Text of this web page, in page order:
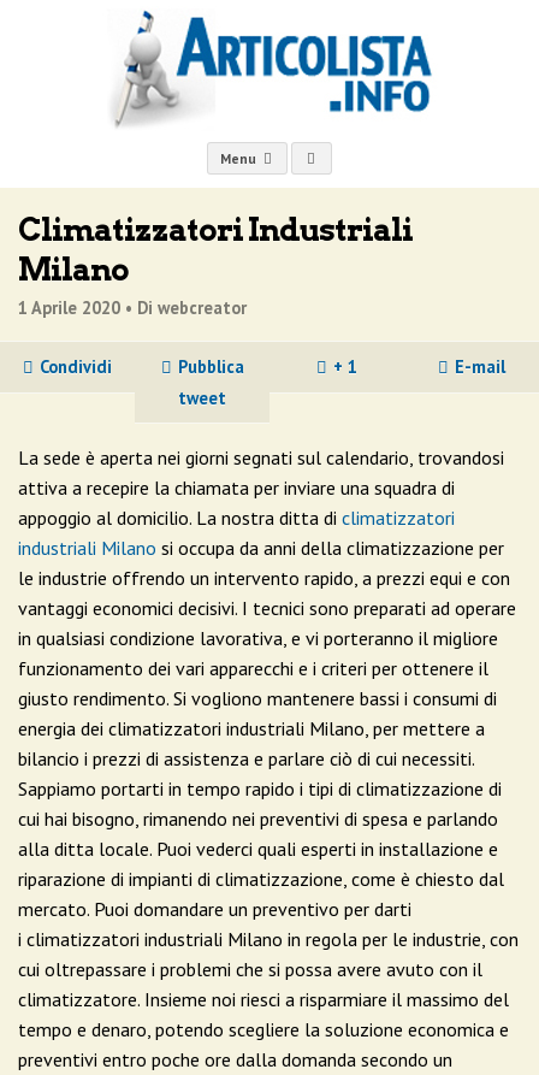
Menu
Climatizzatori Industriali
Milano
1 Aprile 2020 • Di webcreator
Condividi
Pubblica
tweet
+ 1 E-mail
La sede è aperta nei giorni segnati sul calendario, trovandosi
attiva a recepire la chiamata per inviare una squadra di
appoggio al domicilio. La nostra ditta di climatizzatori
industriali Milano si occupa da anni della climatizzazione per
le industrie offrendo un intervento rapido, a prezzi equi e con
vantaggi economici decisivi. I tecnici sono preparati ad operare
in qualsiasi condizione lavorativa, e vi porteranno il migliore
funzionamento dei vari apparecchi e i criteri per ottenere il
giusto rendimento. Si vogliono mantenere bassi i consumi di
energia dei climatizzatori industriali Milano, per mettere a
bilancio i prezzi di assistenza e parlare ciò di cui necessiti.
Sappiamo portarti in tempo rapido i tipi di climatizzazione di
cui hai bisogno, rimanendo nei preventivi di spesa e parlando
alla ditta locale. Puoi vederci quali esperti in installazione e
riparazione di impianti di climatizzazione, come è chiesto dal
mercato. Puoi domandare un preventivo per darti
i climatizzatori industriali Milano in regola per le industrie, con
cui oltrepassare i problemi che si possa avere avuto con il
climatizzatore. Insieme noi riesci a risparmiare il massimo del
tempo e denaro, potendo scegliere la soluzione economica e
preventivi entro poche ore dalla domanda secondo un